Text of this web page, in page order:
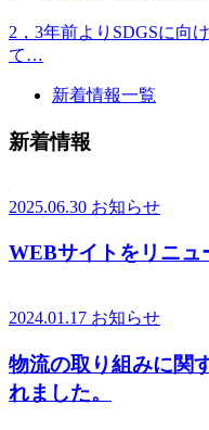
2，3年前よりSDGSに向
て…
新着情報一覧
新着情報
2025.06.30 お知らせ
WEBサイトをリニュ
2024.01.17 お知らせ
物流の取り組みに関
れました。